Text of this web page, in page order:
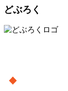
どぶろく